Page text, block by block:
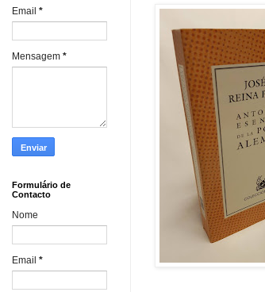
Email *
Mensagem *
Formulário de
Contacto
Nome
Email *